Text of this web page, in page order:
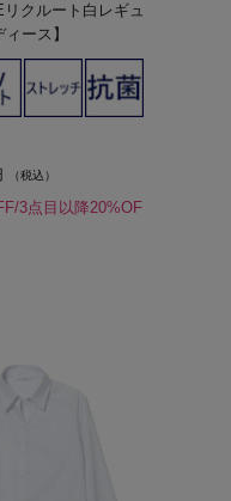
クルート白レギュ
ース】
（税込）
3点目以降20%OF